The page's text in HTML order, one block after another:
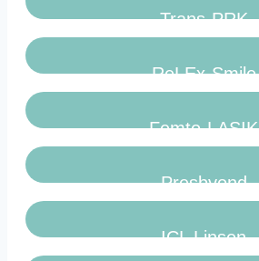
Trans-PRK
ReLEx-Smile
Femto-LASIK
Presbyond
ICL Linsen